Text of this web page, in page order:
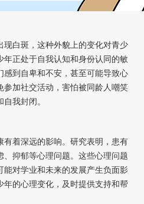
白斑，这种外貌上的变化对青少
正处于自我认知和身份认同的敏
到自卑和不安，甚至可能导致心
加社交活动，害怕被同龄人嘲笑
我封闭。
着深远的影响。研究表明，患有
抑郁等心理问题。这些心理问题
对学业和未来的发展产生负面影
的心理变化，及时提供支持和帮